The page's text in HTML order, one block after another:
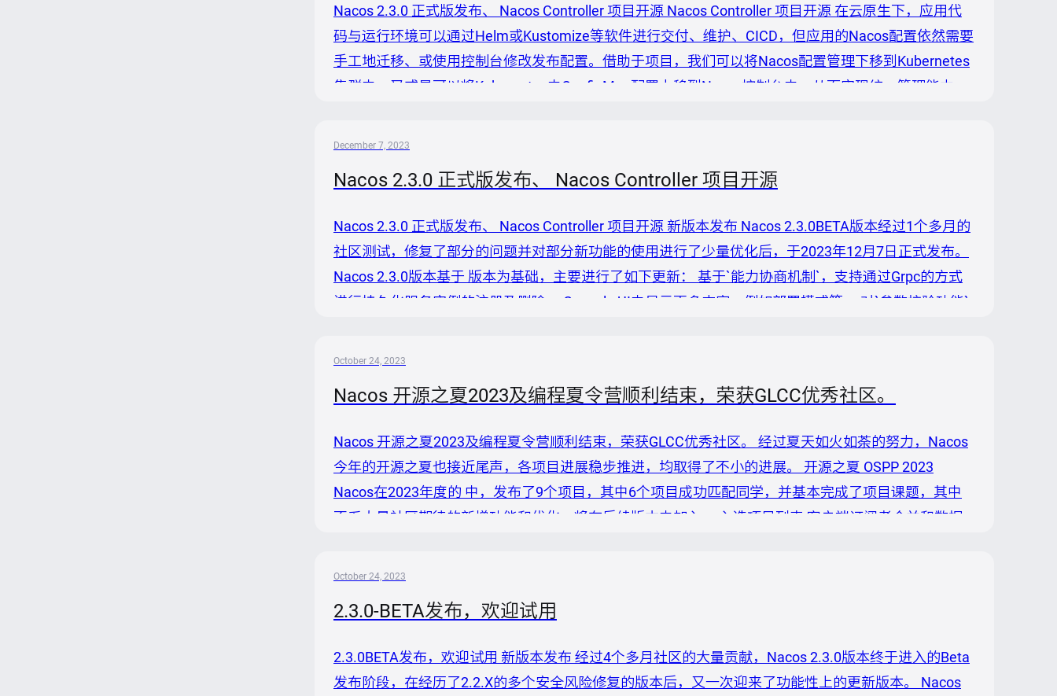
Nacos 2.3.0 正式版发布、 Nacos Controller 项目开源 Nacos Controller 项目开源 在云原生下，应用代
码与运行环境可以通过Helm或Kustomize等软件进行交付、维护、CICD，但应用的Nacos配置依然需要
手工地迁移、或使用控制台修改发布配置。借助于项目，我们可以将Nacos配置管理下移到Kubernetes
集群中，又或是可以将Kubernetes中ConfigMap配置上移到Nacos控制台中，从而实现统一管理能力。
December 7, 2023
Nacos 2.3.0 正式版发布、 Nacos Controller 项目开源
Nacos 2.3.0 正式版发布、 Nacos Controller 项目开源 新版本发布 Nacos 2.3.0BETA版本经过1个多月的
社区测试，修复了部分的问题并对部分新功能的使用进行了少量优化后，于2023年12月7日正式发布。
Nacos 2.3.0版本基于 版本为基础，主要进行了如下更新： 基于`能力协商机制`，支持通过Grpc的方式
进行持久化服务实例的注册及删除。 Console UI中显示更多内容，例如部署模式等。 对`参数校验功能`
October 24, 2023
Nacos 开源之夏2023及编程夏令营顺利结束，荣获GLCC优秀社区。
Nacos 开源之夏2023及编程夏令营顺利结束，荣获GLCC优秀社区。 经过夏天如火如荼的努力，Nacos
今年的开源之夏也接近尾声，各项目进展稳步推进，均取得了不小的进展。 开源之夏 OSPP 2023
Nacos在2023年度的 中，发布了9个项目，其中6个项目成功匹配同学，并基本完成了项目课题，其中
不乏大量社区期待的新增功能和优化，将在后续版本中加入。 入选项目列表 客户端订阅者合并和数据
October 24, 2023
2.3.0-BETA发布，欢迎试用
2.3.0BETA发布，欢迎试用 新版本发布 经过4个多月社区的大量贡献，Nacos 2.3.0版本终于进入的Beta
发布阶段，在经历了2.2.X的多个安全风险修复的版本后，又一次迎来了功能性上的更新版本。 Nacos